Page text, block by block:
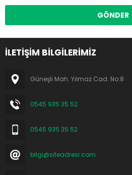
İLETİŞİM BİLGİLERİMİZ
Güneşli Mah. Yılmaz Cad. No:8
0545 935 35 52
0545 935 35 52
bilgi@siteadresi.com